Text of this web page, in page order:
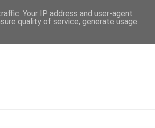
Your IP address and user-agent
quality of service, generate usage